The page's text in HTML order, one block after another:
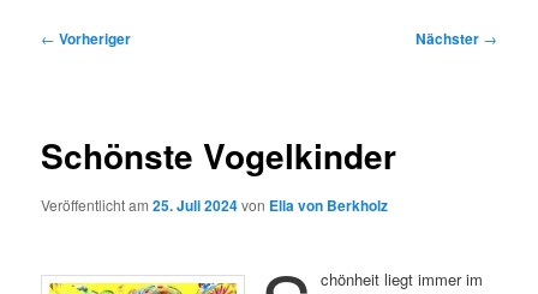
Beitragsnavigation
← Vorheriger Nächster →
Schönste Vogelkinder
Veröffentlicht am25. Juli 2024von Ella von Berkholz
chönheit liegt immer im